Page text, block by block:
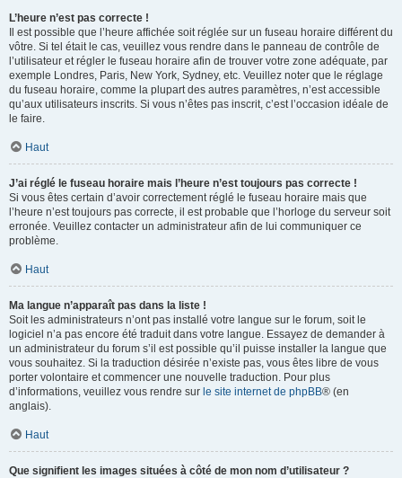
L’heure n’est pas correcte !
Il est possible que l’heure affichée soit réglée sur un fuseau horaire différent du
vôtre. Si tel était le cas, veuillez vous rendre dans le panneau de contrôle de
l’utilisateur et régler le fuseau horaire afin de trouver votre zone adéquate, par
exemple Londres, Paris, New York, Sydney, etc. Veuillez noter que le réglage
du fuseau horaire, comme la plupart des autres paramètres, n’est accessible
qu’aux utilisateurs inscrits. Si vous n’êtes pas inscrit, c’est l’occasion idéale de
le faire.
Haut
J’ai réglé le fuseau horaire mais l’heure n’est toujours pas correcte !
Si vous êtes certain d’avoir correctement réglé le fuseau horaire mais que
l’heure n’est toujours pas correcte, il est probable que l’horloge du serveur soit
erronée. Veuillez contacter un administrateur afin de lui communiquer ce
problème.
Haut
Ma langue n’apparaît pas dans la liste !
Soit les administrateurs n’ont pas installé votre langue sur le forum, soit le
logiciel n’a pas encore été traduit dans votre langue. Essayez de demander à
un administrateur du forum s’il est possible qu’il puisse installer la langue que
vous souhaitez. Si la traduction désirée n’existe pas, vous êtes libre de vous
porter volontaire et commencer une nouvelle traduction. Pour plus
d’informations, veuillez vous rendre sur le site internet de phpBB® (en
anglais).
Haut
Que signifient les images situées à côté de mon nom d’utilisateur ?